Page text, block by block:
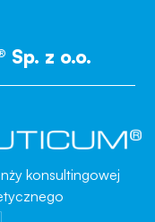
Sp. z o.o.
konsultingowej